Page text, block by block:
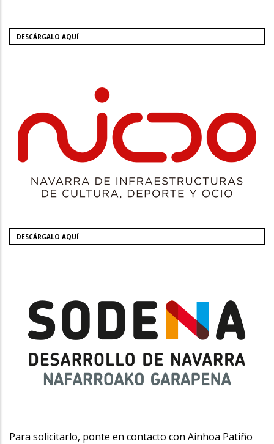
DESCÁRGALO AQUÍ
DESCÁRGALO AQUÍ
Para solicitarlo, ponte en contacto con Ainhoa Patiño